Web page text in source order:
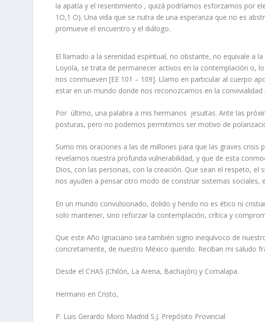
la apatía y el resentimiento , quizá podríamos esforzarnos por
1O,1 O). Una vida que se nutra de una esperanza que no es
promueve el encuentro y el diálogo.
El llamado a la serenidad espiritual, no obstante, no equivale a
Loyola, se trata de permanecer activos en la contemplación o,
nos conmueven [EE 101 – 109]. Llamo en particular al cuerpo
estar en un mundo donde nos reconozcamos en la convivialidad
Por último, una palabra a mis hermanos jesuitas. Ante las
posturas, pero no podemos permitirnos ser motivo de
Sumo mis oraciones a las de millones para que las graves crisis
revelarnos nuestra profunda vulnerabilidad, y que de esta
Dios, con las personas, con la creación. Que sean el respeto,
nos ayuden a pensar otro modo de construir sistemas sociales,
En un mundo convulsionado, dolido y herido no es ético ni
solo mantener, sino reforzar la contemplación, crítica y
Que este Año Ignaciano sea también signo inequívoco de
concretamente, de nuestro México querido. Reciban mi saludo
Desde el CHAS (Chilón, La Arena, Bachajón) y Comalapa.
Hermano en Cristo,
P. Luis Gerardo Moro Madrid S.J. Prepósito Provincial